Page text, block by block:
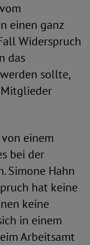
einen ganz
Widerspruch
das
sollte,
einem
bei der
Simone Hahn
hat keine
keine
in einem
Arbeitsamt